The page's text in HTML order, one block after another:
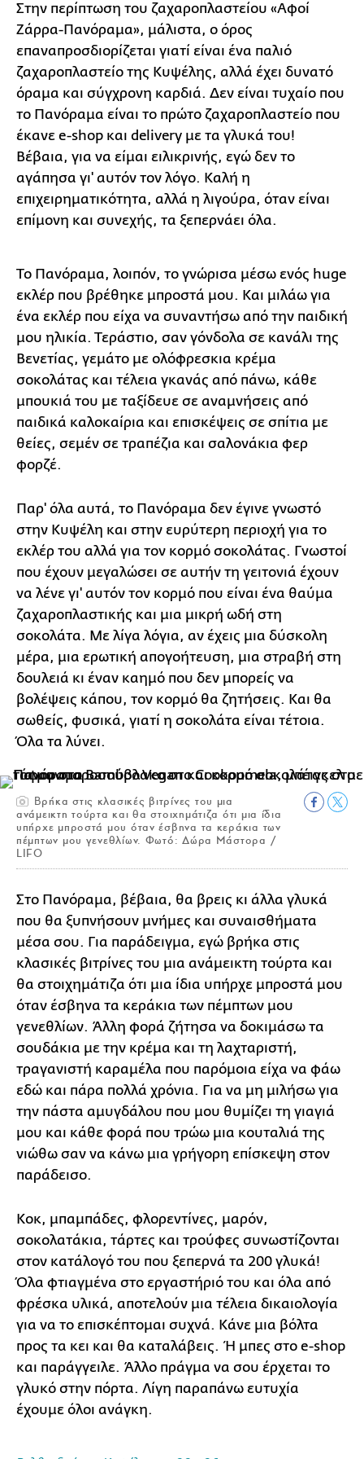
Στην περίπτωση του ζαχαροπλαστείου «Αφοί
Ζάρρα-Πανόραμα», μάλιστα, ο όρος
επαναπροσδιορίζεται γιατί είναι ένα παλιό
ζαχαροπλαστείο της Κυψέλης, αλλά έχει δυνατό
όραμα και σύγχρονη καρδιά. Δεν είναι τυχαίο που
το Πανόραμα είναι το πρώτο ζαχαροπλαστείο που
έκανε e-shop και delivery με τα γλυκά του!
Βέβαια, για να είμαι ειλικρινής, εγώ δεν το
αγάπησα γι' αυτόν τον λόγο. Καλή η
επιχειρηματικότητα, αλλά η λιγούρα, όταν είναι
επίμονη και συνεχής, τα ξεπερνάει όλα.
Το Πανόραμα, λοιπόν, το γνώρισα μέσω ενός huge
εκλέρ που βρέθηκε μπροστά μου. Και μιλάω για
ένα εκλέρ που είχα να συναντήσω από την παιδική
μου ηλικία. Τεράστιο, σαν γόνδολα σε κανάλι της
Βενετίας, γεμάτο με ολόφρεσκια κρέμα
σοκολάτας και τέλεια γκανάς από πάνω, κάθε
μπουκιά του με ταξίδευε σε αναμνήσεις από
παιδικά καλοκαίρια και επισκέψεις σε σπίτια με
θείες, σεμέν σε τραπέζια και σαλονάκια φερ
φορζέ.
Παρ' όλα αυτά, το Πανόραμα δεν έγινε γνωστό
στην Κυψέλη και στην ευρύτερη περιοχή για το
εκλέρ του αλλά για τον κορμό σοκολάτας. Γνωστοί
που έχουν μεγαλώσει σε αυτήν τη γειτονιά έχουν
να λένε γι' αυτόν τον κορμό που είναι ένα θαύμα
ζαχαροπλαστικής και μια μικρή ωδή στη
σοκολάτα. Με λίγα λόγια, αν έχεις μια δύσκολη
μέρα, μια ερωτική απογοήτευση, μια στραβή στη
δουλειά κι έναν καημό που δεν μπορείς να
βολέψεις κάπου, τον κορμό θα ζητήσεις. Και θα
σωθείς, φυσικά, γιατί η σοκολάτα είναι τέτοια.
Όλα τα λύνει.
Bρήκα στις κλασικές βιτρίνες του μια
ανάμεικτη τούρτα και θα στοιχημάτιζα ότι μια ίδια
υπήρχε μπροστά μου όταν έσβηνα τα κεράκια των
πέμπτων μου γενεθλίων. Φωτό: Δώρα Μάστορα /
LIFO
Στο Πανόραμα, βέβαια, θα βρεις κι άλλα γλυκά
που θα ξυπνήσουν μνήμες και συναισθήματα
μέσα σου. Για παράδειγμα, εγώ βρήκα στις
κλασικές βιτρίνες του μια ανάμεικτη τούρτα και
θα στοιχημάτιζα ότι μια ίδια υπήρχε μπροστά μου
όταν έσβηνα τα κεράκια των πέμπτων μου
γενεθλίων. Άλλη φορά ζήτησα να δοκιμάσω τα
σουδάκια με την κρέμα και τη λαχταριστή,
τραγανιστή καραμέλα που παρόμοια είχα να φάω
εδώ και πάρα πολλά χρόνια. Για να μη μιλήσω για
την πάστα αμυγδάλου που μου θυμίζει τη γιαγιά
μου και κάθε φορά που τρώω μια κουταλιά της
νιώθω σαν να κάνω μια γρήγορη επίσκεψη στον
παράδεισο.
Κοκ, μπαμπάδες, φλορεντίνες, μαρόν,
σοκολατάκια, τάρτες και τρούφες συνωστίζονται
στον κατάλογό του που ξεπερνά τα 200 γλυκά!
Όλα φτιαγμένα στο εργαστήριό του και όλα από
φρέσκα υλικά, αποτελούν μια τέλεια δικαιολογία
για να το επισκέπτομαι συχνά. Κάνε μια βόλτα
προς τα κει και θα καταλάβεις. Ή μπες στο e-shop
και παράγγειλε. Άλλο πράγμα να σου έρχεται το
γλυκό στην πόρτα. Λίγη παραπάνω ευτυχία
έχουμε όλοι ανάγκη.